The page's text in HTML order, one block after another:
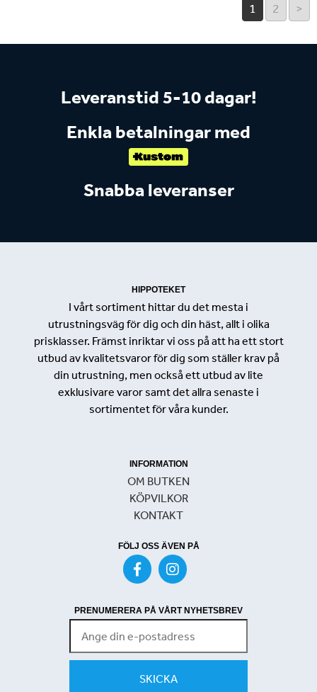
1 2 >
Leveranstid 5-10 dagar!
Enkla betalningar med
Snabba leveranser
HIPPOTEKET
I vårt sortiment hittar du det mesta i
utrustningsväg för dig och din häst, allt i olika
prisklasser. Främst inriktar vi oss på att ha ett stort
utbud av kvalitetsvaror för dig som ställer krav på
din utrustning, men också ett utbud av lite
exklusivare varor samt det allra senaste i
sortimentet för våra kunder.
INFORMATION
OM BUTKEN
KÖPVILKOR
KONTAKT
FÖLJ OSS ÄVEN PÅ
PRENUMERERA PÅ VÅRT NYHETSBREV